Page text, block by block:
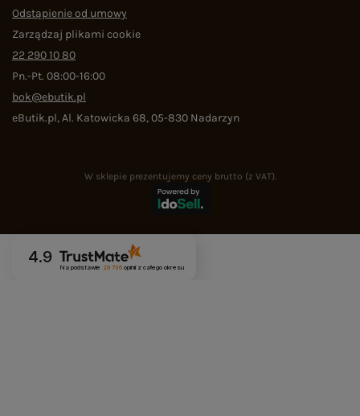
Odstąpienie od umowy
Zarządzaj plikami cookie
22 290 10 80
Pn.-Pt. 08:00-16:00
bok@ebutik.pl
eButik.pl,Al. Katowicka 68,05-830 Nadarzyn
W sklepie prezentujemy ceny brutto (z VAT).
4.9
Na podstawie 29 736opinii z całego okresu